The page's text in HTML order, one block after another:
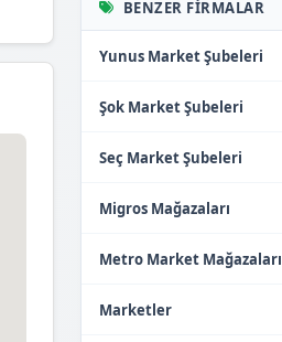
BENZER FIRMALAR
Yunus Market Şubeleri
Şok Market Şubeleri
Seç Market Şubeleri
Migros Mağazaları
Metro Market Mağazaları
Marketler